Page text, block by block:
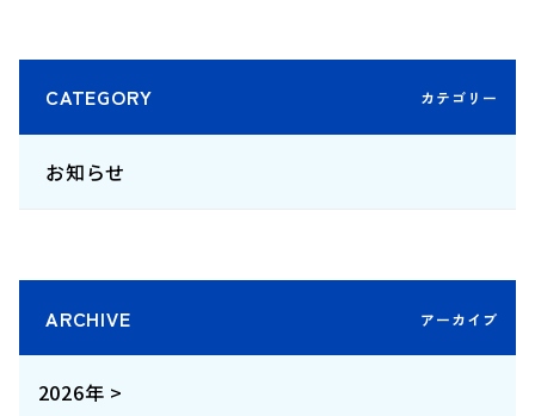
CATEGORY
お知らせ
ARCHIVE
2026年 >